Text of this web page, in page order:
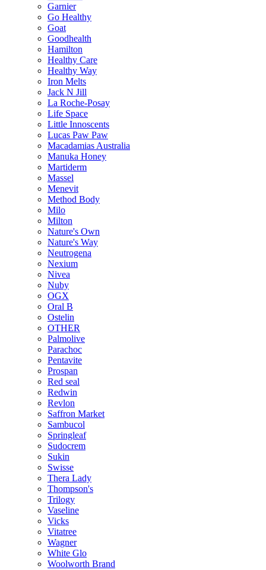
Garnier
Go Healthy
Goat
Goodhealth
Hamilton
Healthy Care
Healthy Way
Iron Melts
Jack N Jill
La Roche-Posay
Life Space
Little Innoscents
Lucas Paw Paw
Macadamias Australia
Manuka Honey
Martiderm
Massel
Menevit
Method Body
Milo
Milton
Nature's Own
Nature's Way
Neutrogena
Nexium
Nivea
Nuby
OGX
Oral B
Ostelin
OTHER
Palmolive
Parachoc
Pentavite
Prospan
Red seal
Redwin
Revlon
Saffron Market
Sambucol
Springleaf
Sudocrem
Sukin
Swisse
Thera Lady
Thompson's
Trilogy
Vaseline
Vicks
Vitatree
Wagner
White Glo
Woolworth Brand